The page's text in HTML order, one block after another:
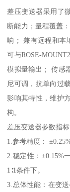
差压变送器采用了
断能力；量程覆盖
响； 兼有远程和本
可与ROSE-
模拟量输出； 传感
尼可调，抗单向过
影响其特性，维护
构。
差压变送器参数指标
1.参考精度：
2.稳定性：±0.15%
1∶1条件下。
3.总体性能：在变